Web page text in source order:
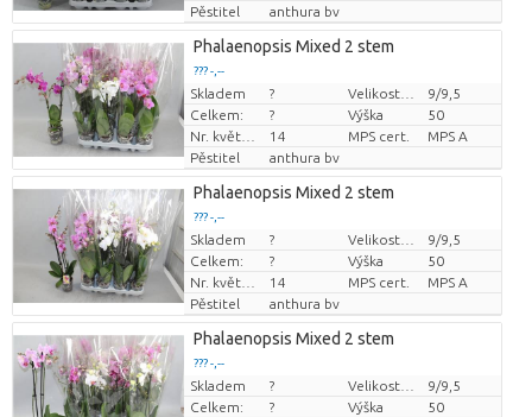
Pěstitel
anthura bv
Phalaenopsis Mixed 2 stem
??? -,--
Cena za kus
Skladem ?
9/9,5
Celkem:
? Výška
50
Nr. květináč
14 MPS cert.
MPS A
Pěstitel
anthura bv
Phalaenopsis Mixed 2 stem
??? -,--
Cena za kus
Skladem ?
9/9,5
Celkem:
? Výška
50
Nr. květináč
14 MPS cert.
MPS A
Pěstitel
anthura bv
Phalaenopsis Mixed 2 stem
??? -,--
Cena za kus
Skladem ?
9/9,5
Celkem:
? Výška
50